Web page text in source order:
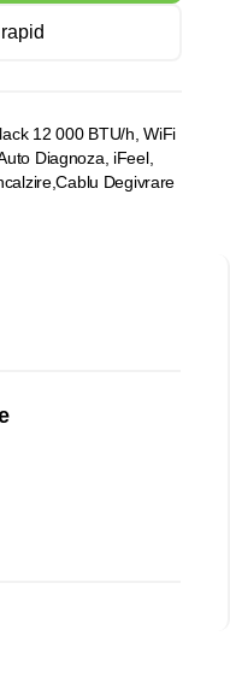
12 000 BTU/h, WiFi
Diagnoza, iFeel,
Degivrare